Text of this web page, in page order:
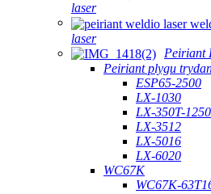
laser
laser
Peiriant
Peiriant plygu
ESP65-2500
LX-1030
LX-350T-1250
LX-3512
LX-5016
LX-6020
WC67K
WC67K-